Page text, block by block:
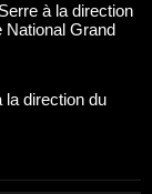
direction du
lauréats 2026 !